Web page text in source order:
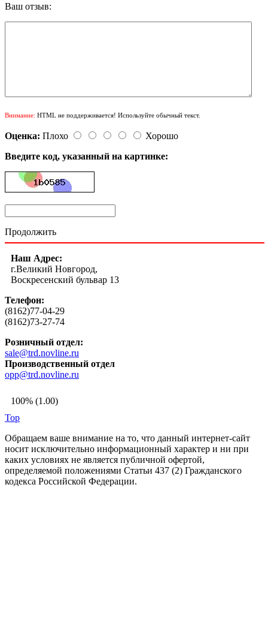
Ваш отзыв:
Внимание: HTML не поддерживается! Используйте обычный текст.
Оценка: Плохо
Хорошо
Введите код, указанный на картинке:
Продолжить
Наш Адрес:
г.Великий Новгород,
Воскресенский бульвар 13
Телефон:
(8162)77-04-29
(8162)73-27-74
Розничный отдел:
sale@trd.novline.ru
Производственный отдел
opp@trd.novline.ru
100% (1.00)
Top
Обращаем ваше внимание на то, что данный интернет-сайт
носит исключительно информационный характер и ни при
каких условиях не является публичной офертой,
определяемой положениями Статьи 437 (2) Гражданского
кодекса Российской Федерации.